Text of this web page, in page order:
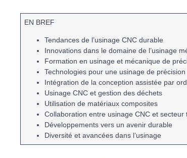
EN BREF
Tendances de l’usinage CNC durable
Innovations dans le domaine de l’usinage
Formation en usinage et mécanique de
Technologies pour une usinage de précision
Intégration de laconception assistée par
UsinageCNC et gestion desdéchets
Utilisation de matériaux composites
Collaboration entre usinage CNC etsecteur
Développements vers unavenir durable
Diversité etavancées dans l’usinage